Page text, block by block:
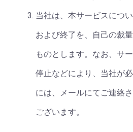
当社は、本サービスにつ
および終了を、自己の裁
ものとします。なお、サ
停止などにより、当社が
には、メールにてご連絡
ございます。